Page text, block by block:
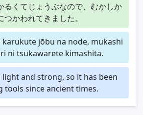
るくてじょうぶなので、むかしか
かわれてきました。
karukute jōbu na node, mukashi
ni tsukawarete kimashita.
light and strong, so it has been
tools since ancient times.